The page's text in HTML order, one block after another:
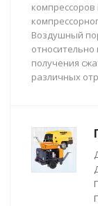
Воздушный
получения
различных